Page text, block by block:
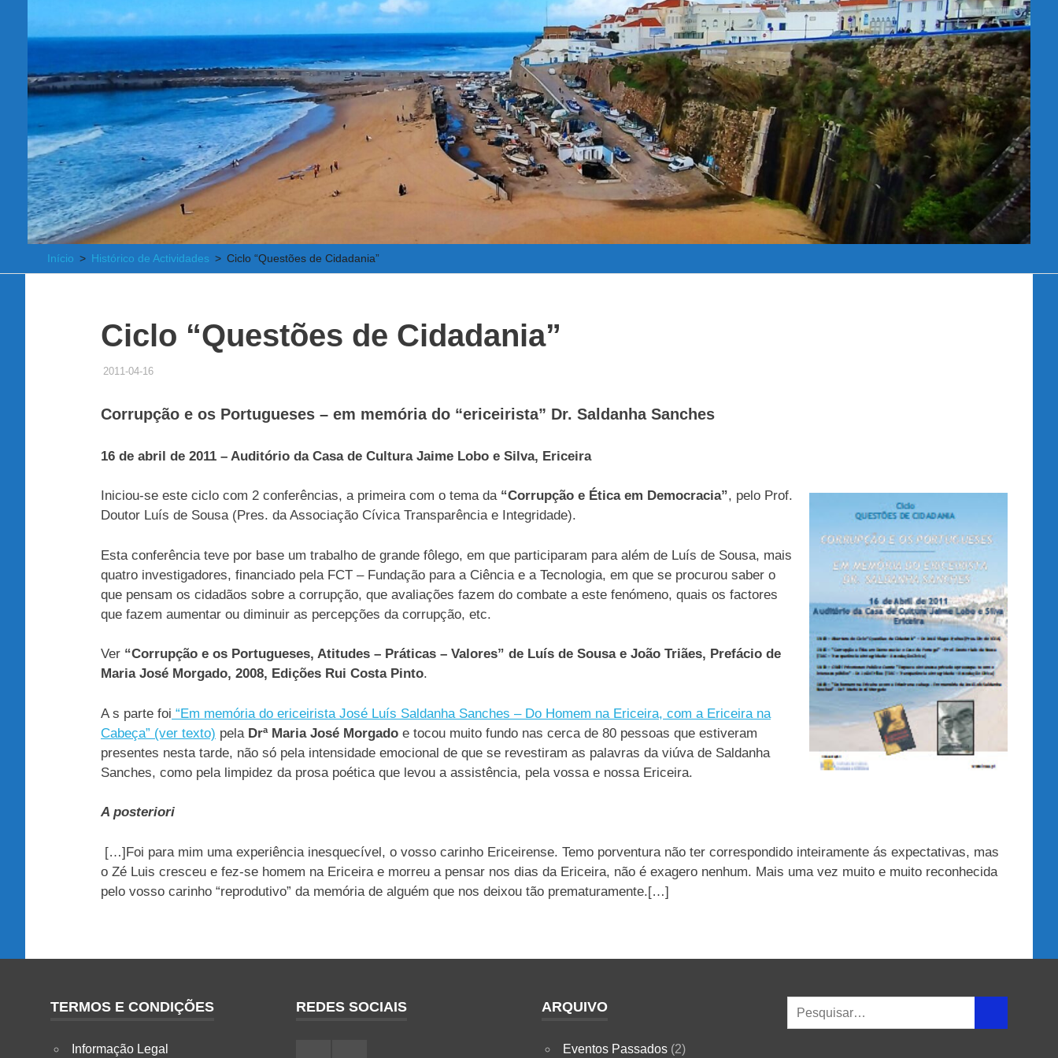
Início Histórico de Actividades Ciclo “Questões de Cidadania”
Ciclo “Questões de Cidadania”
2011-04-16ADMINISTRADOR
HISTÓRICO DE ACTIVIDADES
Corrupção e os Portugueses – em memória do “ericeirista” Dr. Saldanha Sanches
16 de abril de 2011 – Auditório da Casa de Cultura Jaime Lobo e Silva, Ericeira
Iniciou-se este ciclo com 2 conferências, a primeira com o tema da “Corrupção e Ética em Democracia”, pelo Prof.
Doutor Luís de Sousa (Pres. da Associação Cívica Transparência e Integridade).
Esta conferência teve por base um trabalho de grande fôlego, em que participaram para além de Luís de Sousa, mais
quatro investigadores, financiado pela FCT – Fundação para a Ciência e a Tecnologia, em que se procurou saber o
que pensam os cidadãos sobre a corrupção, que avaliações fazem do combate a este fenómeno, quais os factores
que fazem aumentar ou diminuir as percepções da corrupção, etc.
Ver “Corrupção e os Portugueses, Atitudes – Práticas – Valores” de Luís de Sousa e João Triães, Prefácio de
Maria José Morgado, 2008, Edições Rui Costa Pinto.
A s parte foi “Em memória do ericeirista José Luís Saldanha Sanches – Do Homem na Ericeira, com a Ericeira na
Cabeça” (ver texto) pela Drª Maria José Morgado e tocou muito fundo nas cerca de 80 pessoas que estiveram
presentes nesta tarde, não só pela intensidade emocional de que se revestiram as palavras da viúva de Saldanha
Sanches, como pela limpidez da prosa poética que levou a assistência, pela vossa e nossa Ericeira.
A posteriori
[…]Foi para mim uma experiência inesquecível, o vosso carinho Ericeirense. Temo porventura não ter correspondido inteiramente ás expectativas, mas
o Zé Luis cresceu e fez-se homem na Ericeira e morreu a pensar nos dias da Ericeira, não é exagero nenhum. Mais uma vez muito e muito reconhecida
pelo vosso carinho “reprodutivo” da memória de alguém que nos deixou tão prematuramente.[…]
TERMOS E CONDIÇÕES
Informação Legal
REDES SOCIAIS ARQUIVO
Eventos Passados(2)
Search